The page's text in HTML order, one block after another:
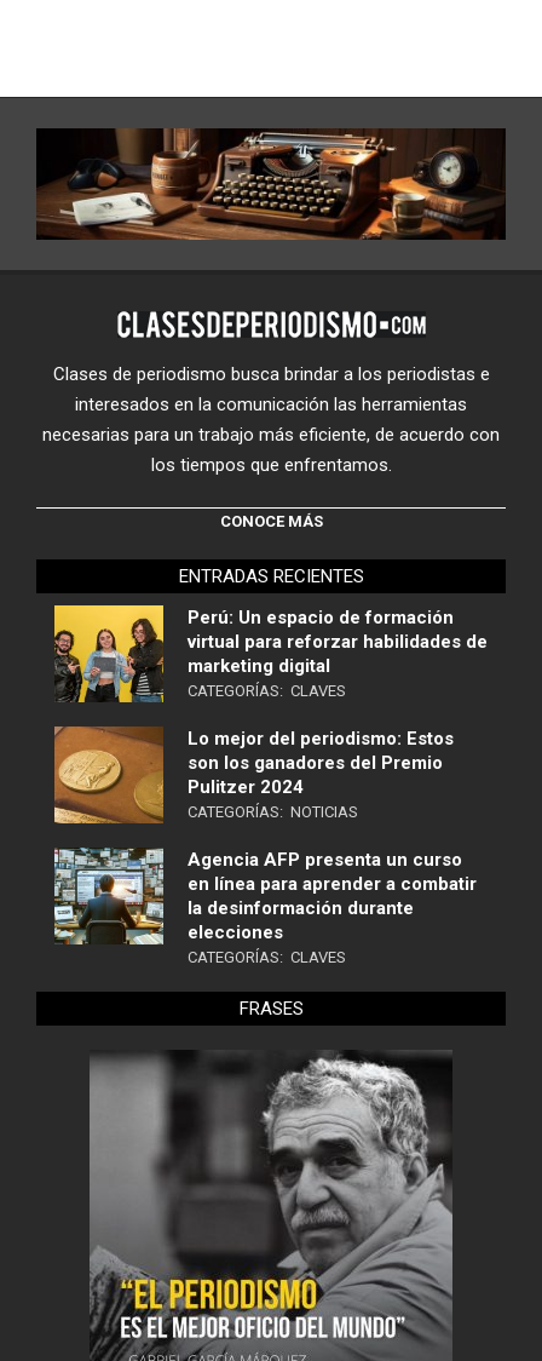
Clases de periodismo busca brindar a los periodistas e
interesados en la comunicación las herramientas
necesarias para un trabajo más eficiente, de acuerdo con
los tiempos que enfrentamos.
CONOCE MÁS
ENTRADAS RECIENTES
Perú: Un espacio de formación
virtual para reforzar habilidades de
marketing digital
CATEGORÍAS: CLAVES
Lo mejor del periodismo: Estos
son los ganadores del Premio
Pulitzer 2024
CATEGORÍAS: NOTICIAS
Agencia AFP presenta un curso
en línea para aprender a combatir
la desinformación durante
elecciones
CATEGORÍAS: CLAVES
FRASES